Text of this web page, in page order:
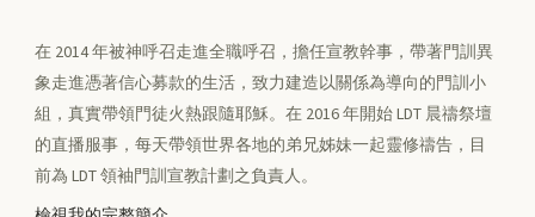
在 2014 年被神呼召走進全職呼召，擔任宣教幹事，帶著門訓異
象走進憑著信心募款的生活，致力建造以關係為導向的門訓小
組，真實帶領門徒火熱跟隨耶穌。在 2016 年開始 LDT 晨禱祭壇
的直播服事，每天帶領世界各地的弟兄姊妹一起靈修禱告，目
前為 LDT 領袖門訓宣教計劃之負責人。